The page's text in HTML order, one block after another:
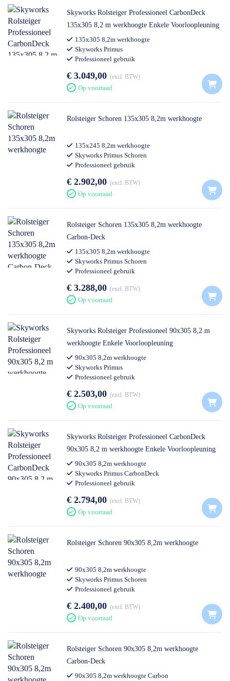
Skyworks Rolsteiger Professioneel CarbonDeck
135x305 8,2 m werkhoogte Enkele Voorloopleuning
135x305 8,2m werkhoogte
Skyworks Primus
Professioneel gebruik
€ 3.049,00 excl. BTW
Op voorraad
Rolsteiger Schoren 135x305 8,2m werkhoogte
135x245 8,2m werkhoogte
Skyworks Primus Schoren
Professioneel gebruik
€ 2.902,00 excl. BTW
Op voorraad
Rolsteiger Schoren 135x305 8,2m werkhoogte
Carbon-Deck
135x305 8,2m werkhoogte
Skyworks Primus Schoren
Professioneel gebruik
€ 3.288,00 excl. BTW
Op voorraad
Skyworks Rolsteiger Professioneel 90x305 8,2 m
werkhoogte Enkele Voorloopleuning
90x305 8,2m werkhoogte
Skyworks Primus
Professioneel gebruik
€ 2.503,00 excl. BTW
Op voorraad
Skyworks Rolsteiger Professioneel CarbonDeck
90x305 8,2 m werkhoogte Enkele Voorloopleuning
90x305 8,2m werkhoogte
Skyworks Primus CarbonDeck
Professioneel gebruik
€ 2.794,00 excl. BTW
Op voorraad
Rolsteiger Schoren 90x305 8,2m werkhoogte
90x305 8,2m werkhoogte
Skyworks Primus Schoren
Professioneel gebruik
€ 2.400,00 excl. BTW
Op voorraad
Rolsteiger Schoren 90x305 8,2m werkhoogte
Carbon-Deck
90x305 8,2m werkhoogte Carbon